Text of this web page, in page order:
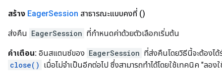
สร้าง EagerSession สาธารณะแบบคงที่ ()
ส่งคืน EagerSession ที่กำหนดค่าด้วยตัวเลือกเริ่มต้น
คำเตือน: อินสแตนซ์ของ EagerSession ที่ส่งคืนโดยวิธีนี้จะต้องไ
close() เมื่อไม่จำเป็นอีกต่อไป ซึ่งสามารถทำได้โดยใช้เทคนิค "ลอง